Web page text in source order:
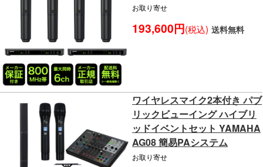
お取り寄せ
193,600円(税込) 送料無料
ワイヤレスマイク2本付き パブ
リックビューイング ハイブリ
ッドイベントセット YAMAHA
AG08 簡易PAシステム
お取り寄せ